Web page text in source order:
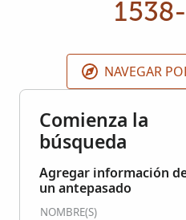
NAVEGAR
Comienza la
búsqueda
Agregar información
un antepasado
NOMBRE(S)